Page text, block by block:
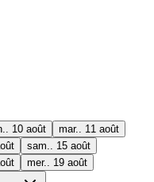
10 août
mar.. 11 août
sam.. 15 août
mer.. 19 août